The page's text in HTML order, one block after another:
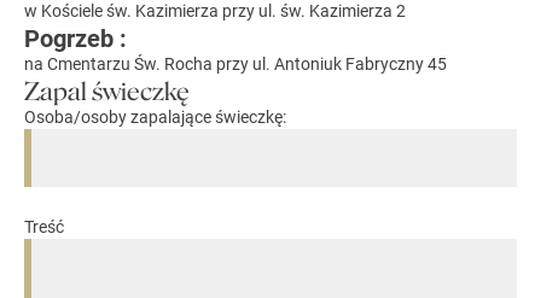
w Kościele św. Kazimierza przy ul. św. Kazimierza 2
Pogrzeb :
na Cmentarzu Św. Rocha przy ul. Antoniuk Fabryczny 45
Zapal świeczkę
Osoba/osoby zapalające świeczkę:
Treść